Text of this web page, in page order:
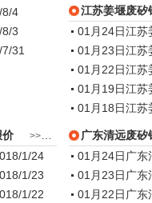
8/4
8/3
31
江苏姜堰废矽
01月24日江苏
01月23日江苏
01月22日江苏
01月19日江苏
01月18日江苏
价 >>更多
1/24
1/23
1/22
广东清远废矽
01月24日广
01月23日广
01月22日广